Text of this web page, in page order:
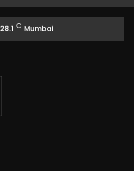
28.1 C Mumbai